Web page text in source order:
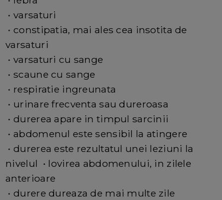
• varsaturi
• constipatia, mai ales cea insotita de
varsaturi
• varsaturi cu sange
• scaune cu sange
• respiratie ingreunata
• urinare frecventa sau dureroasa
• durerea apare in timpul sarcinii
• abdomenul este sensibil la atingere
• durerea este rezultatul unei leziuni la
nivelul • lovirea abdomenului, in zilele
anterioare
• durere dureaza de mai multe zile